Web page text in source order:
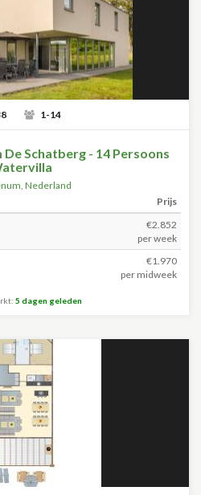
1-14
Schatberg - 14 Persoons
, Nederland
Prijs
€2.852
per week
€1.970
per midweek
5 dagen geleden